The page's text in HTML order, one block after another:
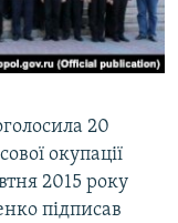
20
окупації
2015 року
підписав